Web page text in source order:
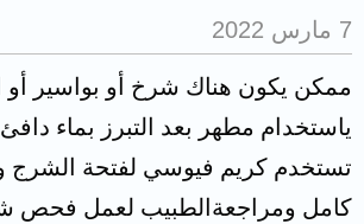
7 مارس 2022
ممكن يكون هناك شرخ أو بواسير أو
ياستخدام مطهر بعد التبرز بماء
تستخدم كريم فيوسي لفتحة الشرج
كامل ومراجعةالطبيب لعمل فحص